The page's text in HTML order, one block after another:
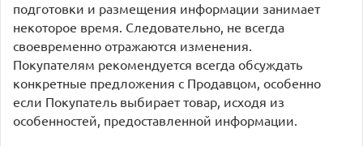
подготовки и размещения информации занимает
некоторое время. Следовательно, не всегда
своевременно отражаются изменения.
Покупателям рекомендуется всегда обсуждать
конкретные предложения с Продавцом, особенно
если Покупатель выбирает товар, исходя из
особенностей, предоставленной информации.